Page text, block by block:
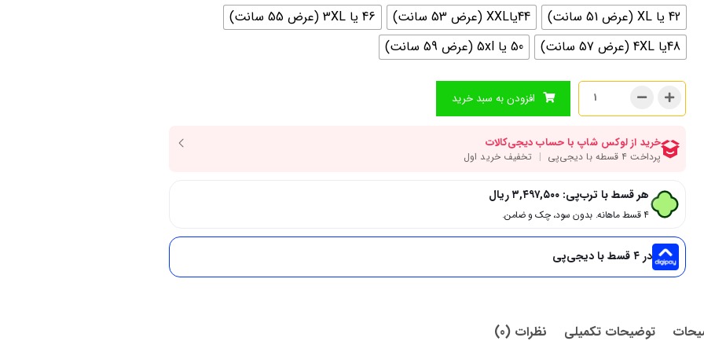
42 یا XL (عرض 51 سانت) 44یاXXL (عرض 53 سانت)
46 یا 3XL (عرض 55 سانت)
48یا 4XL (عرض 57 سانت)
50 یا 5xl (عرض 59 سانت)
افزودن به سبد خرید
هر قسط با ترب‌پی: ۳,۴۹۷,۵۰۰ریال
۴ قسط ماهانه. بدون سود، چک و ضامن.
در ۴ قسط با دیجی‌پی
توضیحات تکمیلی نظرات (0)